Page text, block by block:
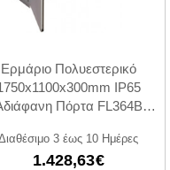
Ερμάριο Πολυεστερικό
IP65
Πόρτα FL364B
3 έως 10 Ημέρες
1.428,63€